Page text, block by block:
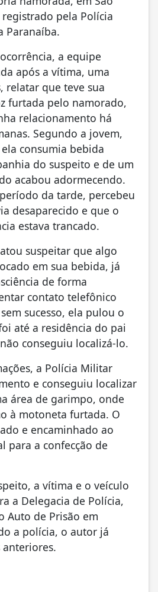
pela Polícia
Paranaíba.
a equipe
após a vítima, uma
relatar que teve sua
furtada pelo namorado,
relacionamento há
Segundo a jovem,
consumia bebida
do suspeito e de um
acabou adormecendo.
da tarde, percebeu
desaparecido e que o
estava trancado.
suspeitar que algo
em sua bebida, já
de forma
contato telefônico
sucesso, ela pulou o
até a residência do pai
conseguiu localizá-lo.
a Polícia Militar
e conseguiu localizar
área de garimpo, onde
à motoneta furtada. O
e encaminhado ao
para a confecção de
a vítima e o veículo
a Delegacia de Polícia,
Auto de Prisão em
a polícia, o autor já
anteriores.